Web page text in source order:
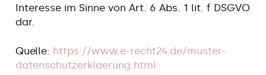
Interesse im Sinne von Art. 6 Abs. 1 lit. f DSGVO
dar.
Quelle: https://www.e-recht24.de/muster-
datenschutzerklaerung.html